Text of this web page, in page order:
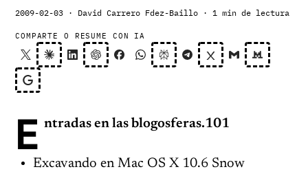
2009-02-03 · David Carrero Fdez-Baillo · 1 min de lectura
COMPARTE O RESUME CON IA
E ntradas en las blogosferas.101
Excavando en Mac OS X 10.6 Snow